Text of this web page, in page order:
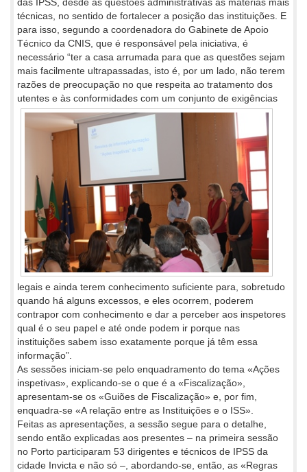
técnicas, no sentido de fortalecer a posição das instituições. E
para isso, segundo a coordenadora do Gabinete de Apoio
Técnico da CNIS, que é responsável pela iniciativa, é
necessário “ter a casa arrumada para que as questões sejam
mais facilmente ultrapassadas, isto é, por um lado, não terem
razões de preocupação no que respeita ao tratamento dos
utentes e às conformidades com um conjunto de exigências
legais e ainda terem conhecimento suficiente para, sobretudo
quando há alguns excessos, e eles ocorrem, poderem
contrapor com conhecimento e dar a perceber aos inspetores
qual é o seu papel e até onde podem ir porque nas
instituições sabem isso exatamente porque já têm essa
informação”.
As sessões iniciam-se pelo enquadramento do tema «Ações
inspetivas», explicando-se o que é a «Fiscalização»,
apresentam-se os «Guiões de Fiscalização» e, por fim,
enquadra-se «A relação entre as Instituições e o ISS».
Feitas as apresentações, a sessão segue para o detalhe,
sendo então explicadas aos presentes – na primeira sessão
no Porto participaram 53 dirigentes e técnicos de IPSS da
cidade Invicta e não só –, abordando-se, então, as «Regras